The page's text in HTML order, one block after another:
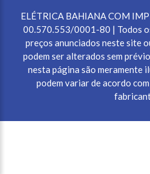
ELÉTRICA BAHIANA COM
00.570.553/0001-80 | Todos
preços anunciados neste site
podem ser alterados sem
nesta página são meramente
podem variar de acordo